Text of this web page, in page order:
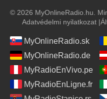
© 2026 MyOnlineRadio.hu.
Adatvédelmi nyilatkozat |
MyOnlineRadio.sk
MyOnlineRadio.de
MyRadioEnVivo.pe
MyRadioEnLigne.fr